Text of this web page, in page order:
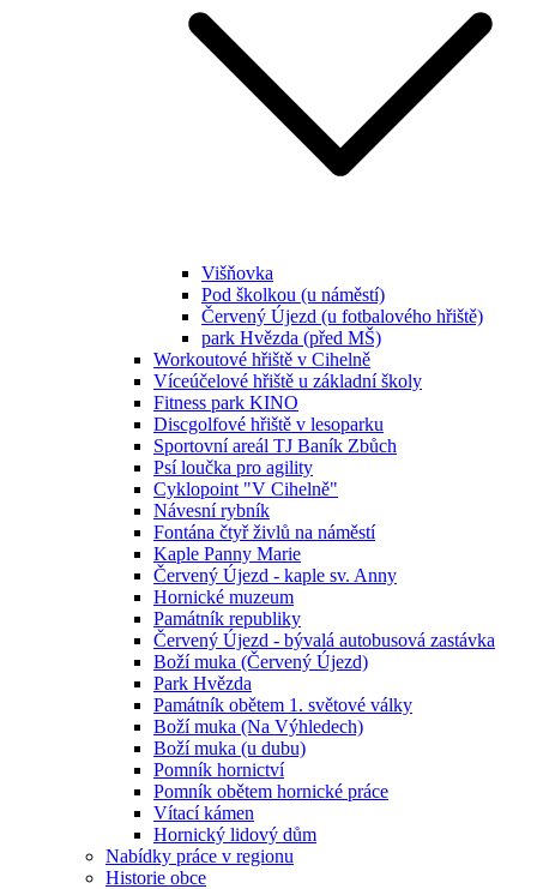
Višňovka
Pod školkou (u náměstí)
Červený Újezd (u fotbalového hřiště)
park Hvězda (před MŠ)
Workoutové hřiště v Cihelně
Víceúčelové hřiště u základní školy
Fitness park KINO
Discgolfové hřiště v lesoparku
Sportovní areál TJ Baník Zbůch
Psí loučka pro agility
Cyklopoint "V Cihelně"
Návesní rybník
Fontána čtyř živlů na náměstí
Kaple Panny Marie
Červený Újezd - kaple sv. Anny
Hornické muzeum
Památník republiky
Červený Újezd - bývalá autobusová zastávka
Boží muka (Červený Újezd)
Park Hvězda
Památník obětem 1. světové války
Boží muka (Na Výhledech)
Boží muka (u dubu)
Pomník hornictví
Pomník obětem hornické práce
Vítací kámen
Hornický lidový dům
Nabídky práce v regionu
Historie obce